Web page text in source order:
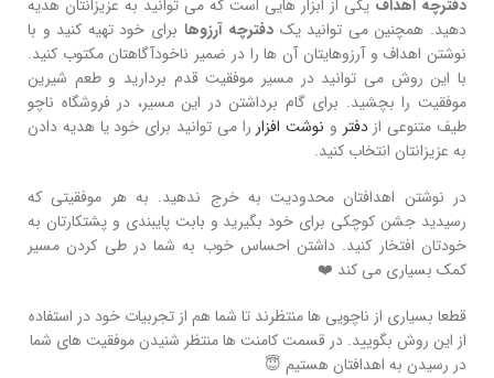
دفترچه اهداف یکی از ابزار هایی است که می‌ توانید به عزیزانتان هدیه
دهید. همچنین می‌ توانید یک دفترچه آرزوها برای خود تهیه کنید و با
نوشتن اهداف و آرزوهایتان آن‌ ها را در ضمیر ناخودآگاهتان مکتوب کنید.
با این روش می توانید در مسیر موفقیت قدم بردارید و طعم شیرین
موفقیت را بچشید. برای گام برداشتن در این مسیر، در فروشگاه ناچو
طیف متنوعی ازدفتر و نوشت افزار را می توانید برای خود یا هدیه دادن
به عزیزانتان انتخاب کنید.
در نوشتن اهدافتان محدودیت به خرج ندهید. به هر موفقیتی که
رسیدید جشن کوچکی برای خود بگیرید و بابت پایبندی و پشتکارتان به
خودتان افتخار کنید. داشتن احساس خوب به شما در طی کردن مسیر
کمک بسیاری می‌ کند ❤️
قطعا بسیاری از ناچویی ها منتظرند تا شما هم از تجربیات خود در استفاده
از این روش بگویید. در قسمت کامنت ها منتظر شنیدن موفقیت های شما
در رسیدن به اهدافتان هستیم 😇